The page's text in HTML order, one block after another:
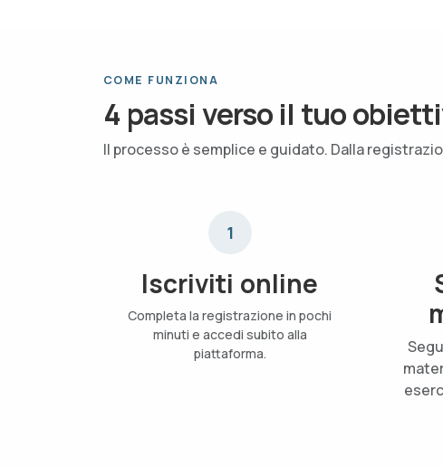
COME FUNZIONA
4 passi verso il tuo
Il processo è semplice e guidato. Dalla
1
Iscriviti online
Completa la registrazione in pochi
minuti e accedi subito alla
piattaforma.